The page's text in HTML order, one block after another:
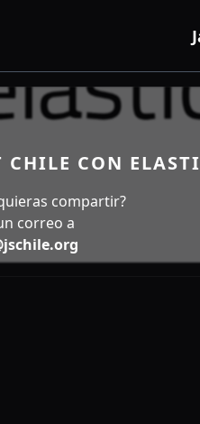
CHILE CON
compartir?
correo a